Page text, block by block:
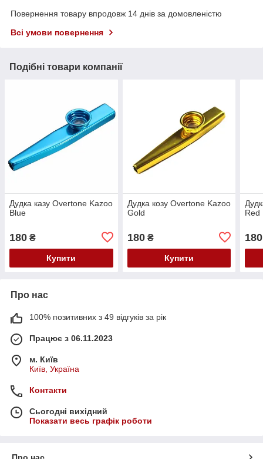
Повернення товару впродовж 14 днів за домовленістю
Всі умови повернення
Подібні товари компанії
Дудка казу Overtone Kazoo
Blue
180 ₴
Купити
Дудка козу Overtone Kazoo
Gold
180₴
Купити
Red
180
Про нас
100% позитивних з 49 відгуків за рік
Працює з 06.11.2023
м. Київ
Київ, Україна
Контакти
Сьогодні вихідний
Показати весь графік роботи